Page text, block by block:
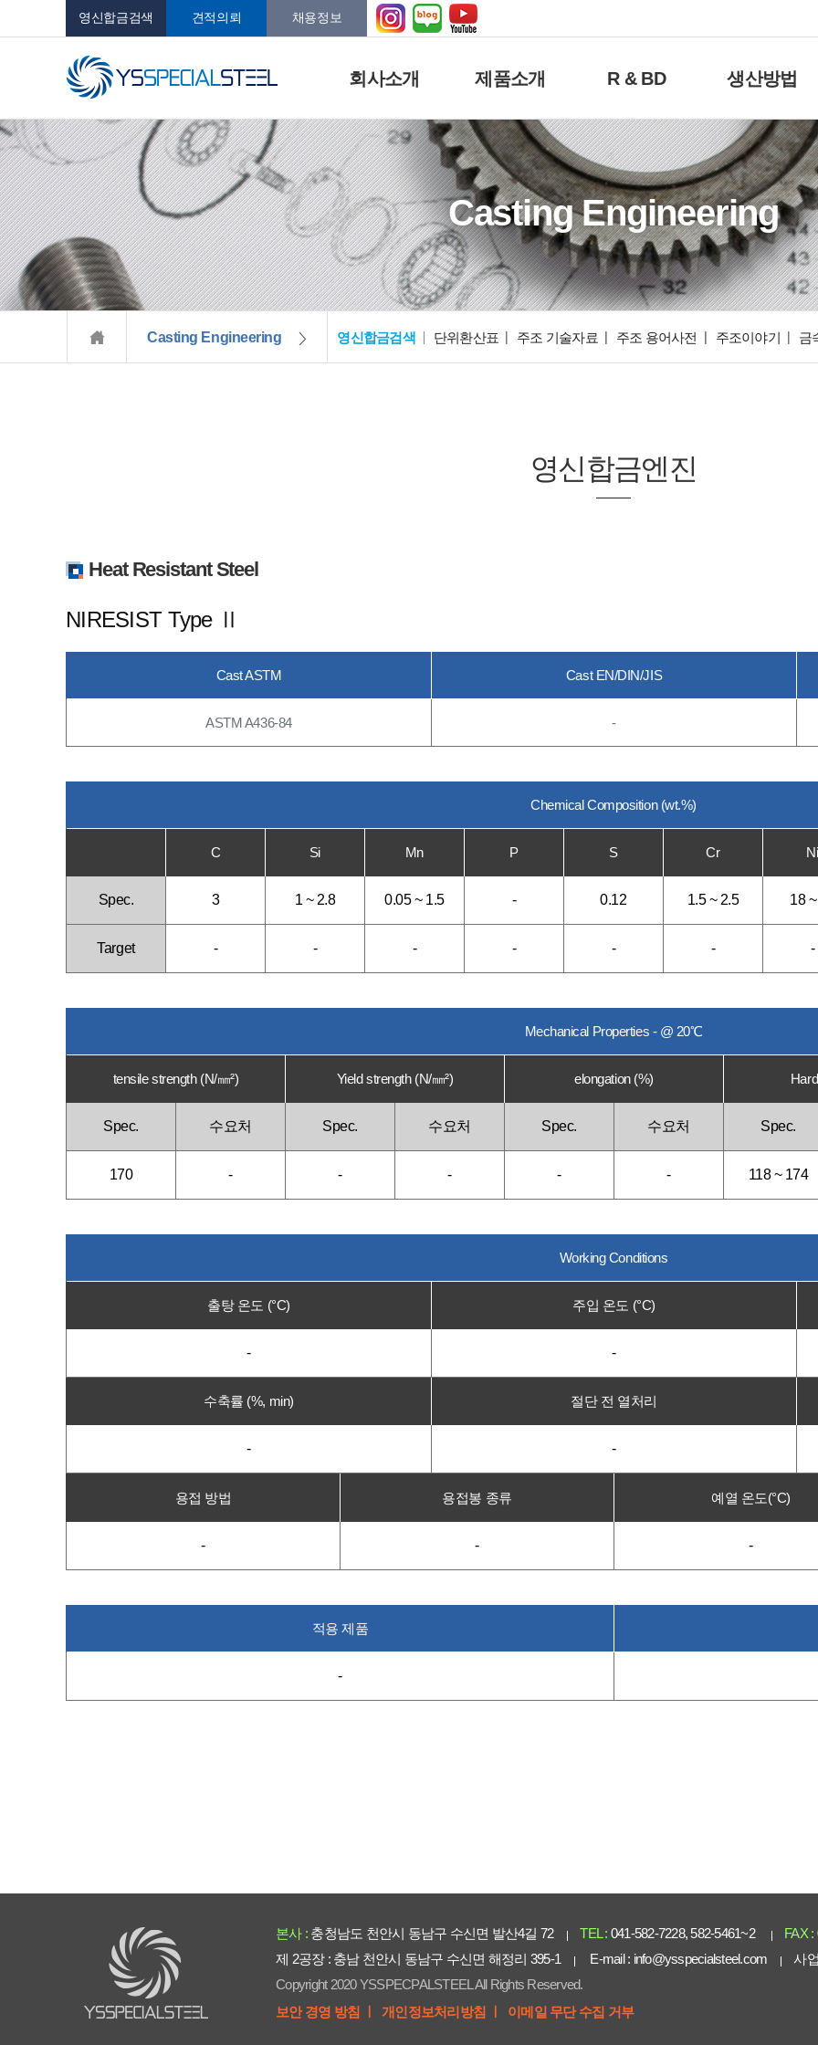
영신합금검색 견적의뢰 채용정보
회사소개 제품소개 R & BD 생산방법
Casting Engineering
Casting Engineering 영신합금검색 단위환산표 주조 기술자료 주조 용어사전 주조이야기 금
영신합금엔진
Heat Resistant Steel
NIRESIST Type Ⅱ
Cast ASTM Cast EN/DIN/JIS
ASTM A436-84 -
Chemical Composition (wt.%)
C Si Mn P S Cr Ni
Spec. 3 1 ~ 2.8 0.05 ~ 1.5 - 0.12 1.5 ~ 2.5 18
Target - - - - - - -
Mechanical Properties - @ 20℃
tensile strength (N/㎜²) Yield strength (N/㎜²) elongation (%)
Spec. 수요처 Spec. 수요처 Spec. 수요처 Spec.
170 - - - - - 118 ~ 174
Working Conditions
출탕 온도 (°C) 주입 온도 (°C)
- -
수축률 (%, min) 절단 전 열처리
- -
용접 방법 용접봉 종류 예열 온도(°C)
- - -
적용 제품
-
본사 : 충청남도 천안시 동남구 수신면 발산4길 72 TEL : 041-582-7228, 582-5461~2 FAX :
제 2공장 : 충남 천안시 동남구 수신면 해정리 395-1
E-mail : info@ysspecialsteel.com 사
Copyright 2020 YSSPECPALSTEEL All Rights Reserved.
보안 경영 방침 ㅣ
개인정보처리방침 ㅣ 이메일 무단 수집 거부